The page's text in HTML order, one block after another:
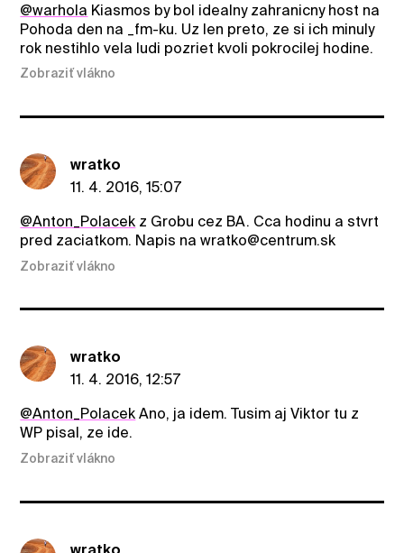
@warhola Kiasmos by bol idealny zahranicny host na
Pohoda den na _fm-ku. Uz len preto, ze si ich minuly
rok nestihlo vela ludi pozriet kvoli pokrocilej hodine.
Zobraziť vlákno
wratko
11. 4. 2016, 15:07
@Anton_Polacek z Grobu cez BA. Cca hodinu a stvrt
pred zaciatkom. Napis na wratko@centrum.sk
Zobraziť vlákno
wratko
11. 4. 2016, 12:57
@Anton_Polacek Ano, ja idem. Tusim aj Viktor tu z
WP pisal, ze ide.
Zobraziť vlákno